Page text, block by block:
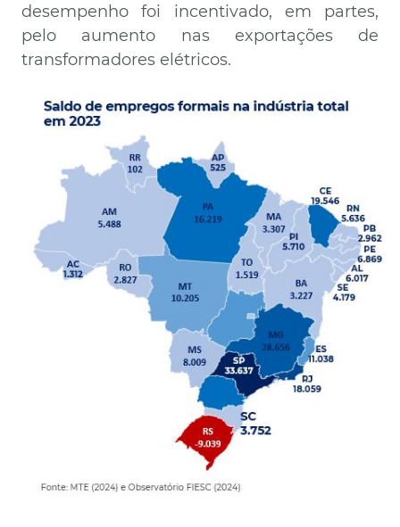
desempenho foi incentivado, em partes,
pelo aumento nas exportações de
transformadores elétricos.
Imagem